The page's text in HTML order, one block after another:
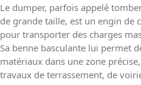
Le dumper, parfois appelé
de grande taille, est un engin de
pour transporter des charges
Sa benne basculante lui permet
matériaux dans une zone
travaux de terrassement, de